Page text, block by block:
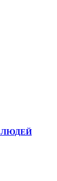
ЛЮДЕЙ